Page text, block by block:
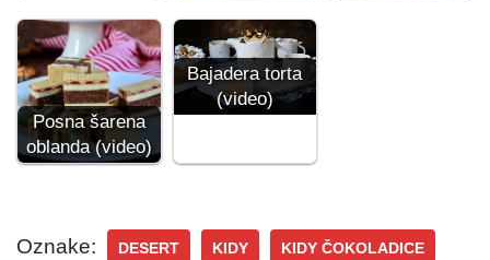
Posna šarena
oblanda (video)
Bajadera torta
(video)
Oznake: DESERT KIDY KIDY ČOKOLADICE